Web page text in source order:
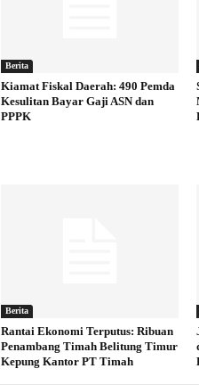
Berita
Kiamat Fiskal Daerah: 490 Pemda
Kesulitan Bayar Gaji ASN dan
PPPK
Berita
Rantai Ekonomi Terputus: Ribuan
Penambang Timah Belitung Timur
Kepung Kantor PT Timah